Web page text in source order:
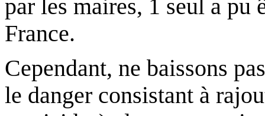
par les maires, 1 seul a pu
France.
Cependant, ne baissons
le danger consistant à